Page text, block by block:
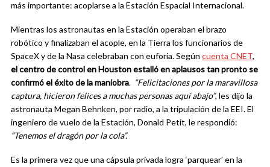
más importante: acoplarse a la Estación Espacial Internacional.
Mientras los astronautas en la Estación operaban el brazo
robótico y finalizaban el acople, en la Tierra los funcionarios de
SpaceX y de la Nasa celebraban con euforia. Según cuenta CNET,
el centro de control en Houston estalló en aplausos tan pronto se
confirmó el éxito de la maniobra. “Felicitaciones por la maravillosa
captura, hicieron felices a muchas personas aquí abajo”, les dijo la
astronauta Megan Behnken, por radio, a la tripulación de la EEI. El
ingeniero de vuelo de la Estación, Donald Petit, le respondió:
“Tenemos el dragón por la cola”.
Es la primera vez que una cápsula privada logra ‘parquear’ en la